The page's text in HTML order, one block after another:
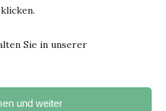
Sie in unserer
und weiter
hast und beginnst, den
Zweck erreicht".